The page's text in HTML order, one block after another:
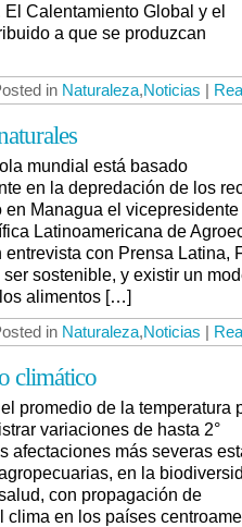
El Calentamiento Global y el
a que se produzcan
in Naturaleza,Noticias |
mundial está basado
en la depredación de los
en Managua el
Latinoamericana de
con Prensa Latina,
sostenible, y existir un
alimentos […]
in Naturaleza,Noticias |
climático
promedio de la temperatura
variaciones de hasta 2°
afectaciones más severas
en la
con propagación de
clima en los países